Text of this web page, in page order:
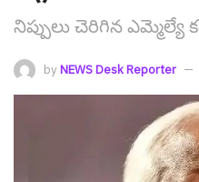
నిప్పులు చెరిగిన ఎమ్మెల్యే
by NEWS Desk Reporter